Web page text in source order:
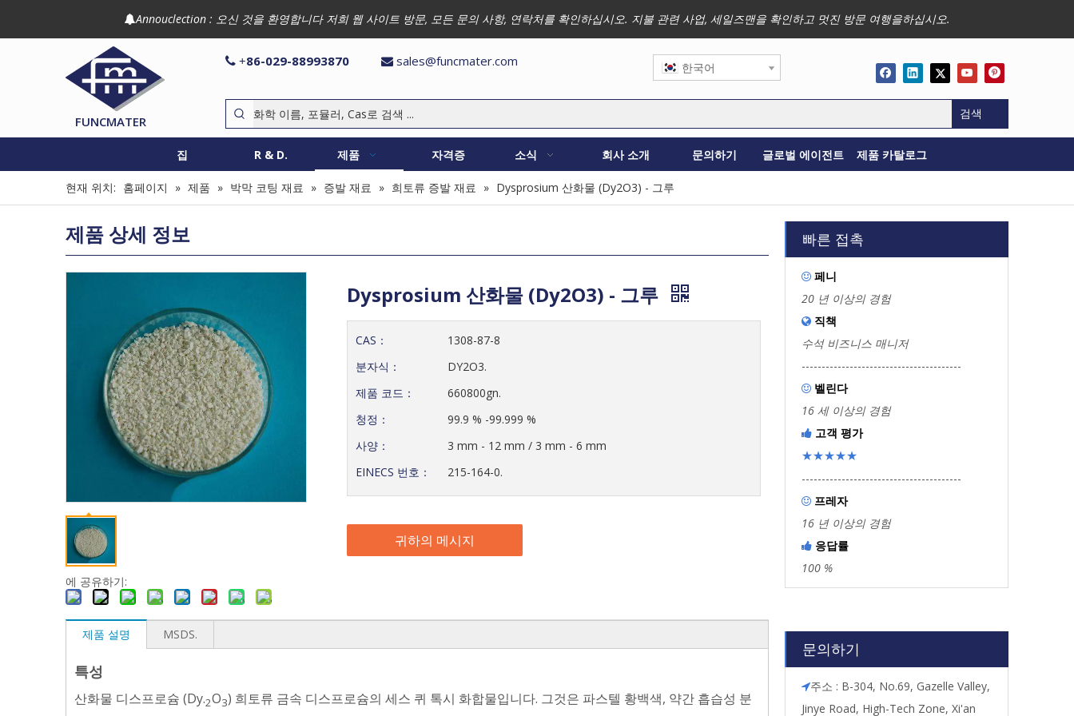
Annouclection : 오신 것을 환영합니다 저희 웹 사이트 방문, 모든 문의 사항, 연락처를 확인하십시오. 지불 관련 사업, 세일즈맨을 확인하고 멋진 방문 여행을하십시오.
FUNCMATER
 +86-029-88993870  sales@funcmater.com 한국어
검색
집 R & D. 제품 자격증 소식 회사 소개 문의하기 글로벌 에이전트 제품 카탈로그
현재 위치: 홈페이지 » 제품 » 박막 코팅 재료 » 증발 재료 » 희토류 증발 재료 » Dysprosium 산화물 (Dy2O3) - 그루
제품 상세 정보
에 공유하기:
Dysprosium 산화물 (Dy2O3) - 그루
CAS：
1308-87-8
분자식：
DY2O3.
제품 코드：
660800gn.
청정：
99.9 % -99.999 %
사양：
3 mm - 12 mm / 3 mm - 6 mm
EINECS 번호：
215-164-0.
귀하의 메시지
제품 설명 MSDS.
특성
산화물 디스프로슘 (Dy.2O3) 희토류 금속 디스프로슘의 세스 퀴 톡시 화합물입니다. 그것은 파스텔 황백색, 약간 흡습성 분
빠른 접촉
 페니
20 년 이상의 경험
 직책
수석 비즈니스 매니저
----------------------------------------
 벨린다
16 세 이상의 경험
 고객 평가
★★★★★
----------------------------------------
 프레자
16 년 이상의 경험
 응답률
100 %
문의하기
주소 : B-304, No.69, Gazelle Valley,
Jinye Road, High-Tech Zone, Xi'an